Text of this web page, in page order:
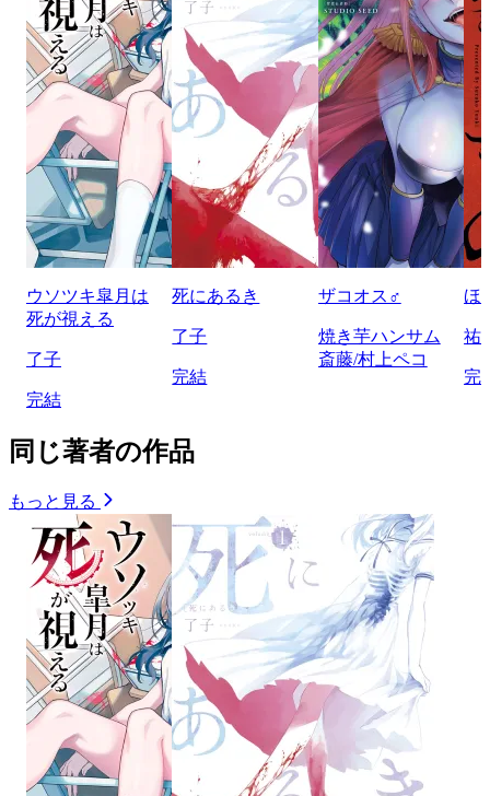
ウソツキ皐月は
死が視える
了子
完結
死にあるき
了子
完結
ザコオス♂
焼き芋ハンサム
斎藤/村上ペコ
ほ
祐
完
同じ著者の作品
もっと見る